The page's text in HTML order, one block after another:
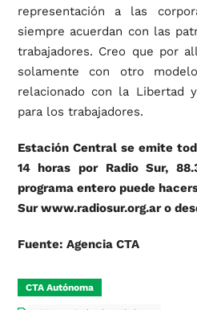
representación a las
siempre acuerdan con las
trabajadores. Creo que por
solamente con otro
relacionado con la Libertad
para los trabajadores.
Estación Central se emite
14 horas por Radio Sur,
programa entero puede
Sur www.radiosur.org.ar o
Fuente: Agencia CTA
CTA Autónoma